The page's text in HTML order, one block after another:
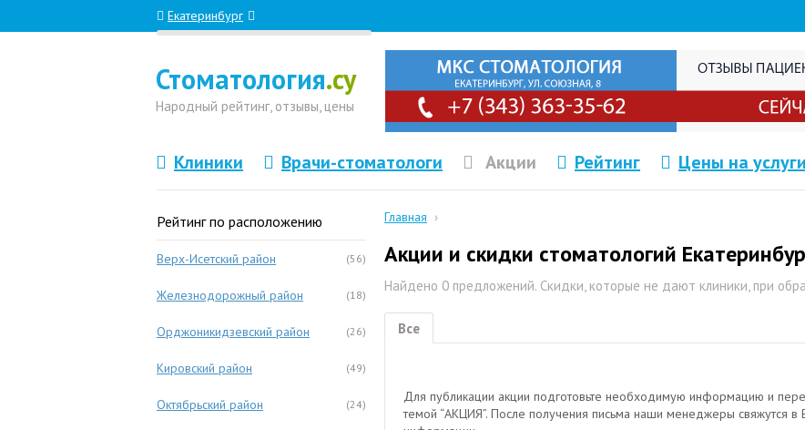
Екатеринбург
Стоматология.су
Народный рейтинг, отзывы, цены
Клиники Врачи-стоматологи Акции Рейтинг Цены на услуги
Главная ›
Акции и скидки стоматологий
Найдено 0 предложений. Скидки, которые не дают клиники, при
Все
Для публикации акции подготовьте необходимую информацию и
темой “АКЦИЯ”. После получения письма наши менеджеры свяжутся
Рейтинг по расположению
(56)
Верх-Исетский район
(18)
Железнодорожный район
(26)
Орджоникидзевский район
(49)
Кировский район
(24)
Октябрьский район